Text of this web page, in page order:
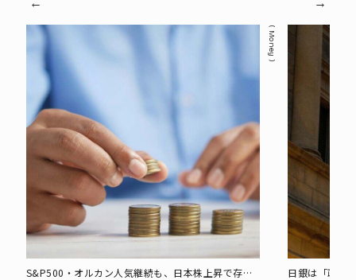
Money
S&P500・オルカン人気継続も、日本株上昇で存在
日銀は「政策